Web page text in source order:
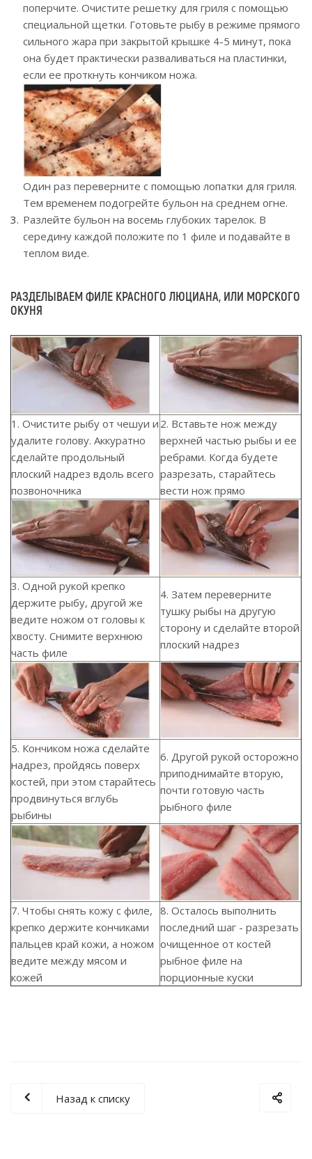
поперчите. Очистите решетку для гриля с помощью
специальной щетки. Готовьте рыбу в режиме прямого
сильного жара при закрытой крышке 4-5 минут, пока
она будет практически разваливаться на пластинки,
если ее проткнуть кончиком ножа.
Один раз переверните с помощью лопатки для гриля.
Тем временем подогрейте бульон на среднем огне.
Разлейте бульон на восемь глубоких тарелок. В
середину каждой положите по 1 филе и подавайте в
теплом виде.
РАЗДЕЛЫВАЕМ ФИЛЕ КРАСНОГО ЛЮЦИАНА, ИЛИ МОРСКОГО
ОКУНЯ
1. Очистите рыбу от чешуи и
удалите голову. Аккуратно
сделайте продольный
плоский надрез вдоль всего
позвоночника
2. Вставьте нож между
верхней частью рыбы и ее
ребрами. Когда будете
разрезать, старайтесь
вести нож прямо
3. Одной рукой крепко
держите рыбу, другой же
ведите ножом от головы к
хвосту. Снимите верхнюю
часть филе
4. Затем переверните
тушку рыбы на другую
сторону и сделайте второй
плоский надрез
5. Кончиком ножа сделайте
надрез, пройдясь поверх
костей, при этом старайтесь
продвинуться вглубь
рыбины
6. Другой рукой осторожно
приподнимайте вторую,
почти готовую часть
рыбного филе
7. Чтобы снять кожу с филе,
крепко держите кончиками
пальцев край кожи, а ножом
ведите между мясом и
кожей
8. Осталось выполнить
последний шаг - разрезать
очищенное от костей
рыбное филе на
порционные куски
Назад к списку